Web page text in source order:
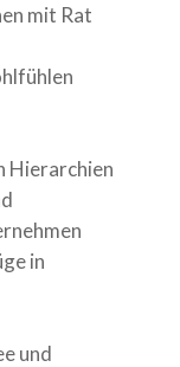
mit Rat
Hierarchien
in
und